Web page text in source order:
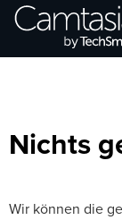
Direkt
zumBrowse
Nichts
Wir können die